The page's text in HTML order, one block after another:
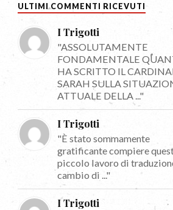
ULTIMI COMMENTI RICEVUTI
I Trigotti
"ASSOLUTAMENTE
FONDAMENTALE
HA SCRITTO IL
SARAH SULLA
ATTUALE DELLA ..."
I Trigotti
"È stato sommamente
gratificante compiere
piccolo lavoro di
cambio di ..."
I Trigotti